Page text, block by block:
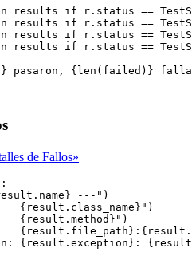
results if r.status ==
results if r.status ==
results if r.status ==
results if r.status ==
} pasaron, { len ( failed ) }
de Fallos»
---" )
{result.class_name} " )
{result.method} " )
{result.file_path} :
{result.exception} :